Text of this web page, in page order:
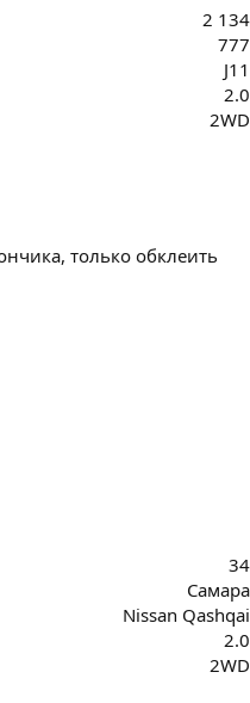
2 134
777
J11
2.0
2WD
только обклеить
34
Самара
Nissan Qashqai
2.0
2WD